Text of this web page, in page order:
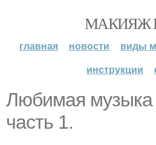
МАКИЯЖ
главная новости виды
инструкции
Любимая
часть 1.